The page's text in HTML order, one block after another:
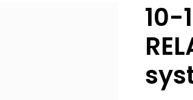
10-